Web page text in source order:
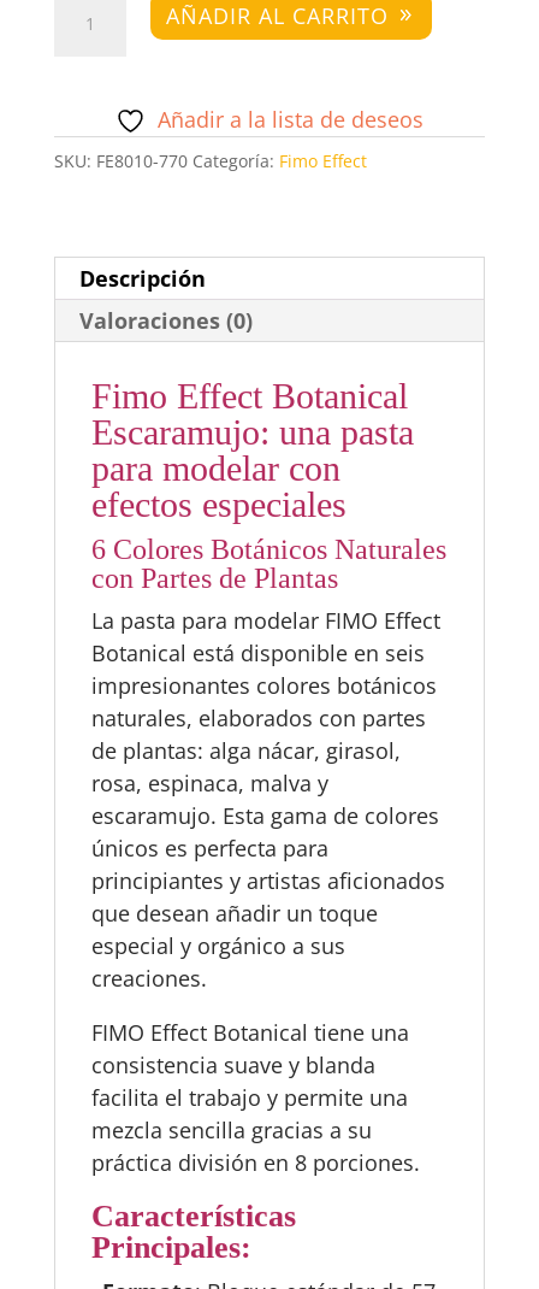
Effect
Escaramujo
cantidad
AÑADIR AL CARRITO
Añadir a la lista de deseos
SKU: FE8010-770 Categoría: Fimo Effect
Descripción
Valoraciones (0)
Fimo Effect Botanical
Escaramujo: una pasta
para modelar con
efectos especiales
6 Colores Botánicos Naturales
con Partes de Plantas
La pasta para modelar FIMO Effect
Botanical está disponible en seis
impresionantes colores botánicos
naturales, elaborados con partes
de plantas: alga nácar, girasol,
rosa, espinaca, malva y
escaramujo. Esta gama de colores
únicos es perfecta para
principiantes y artistas aficionados
que desean añadir un toque
especial y orgánico a sus
creaciones.
FIMO Effect Botanical tiene una
consistencia suave y blanda
facilita el trabajo y permite una
mezcla sencilla gracias a su
práctica división en 8 porciones.
Características
Principales: